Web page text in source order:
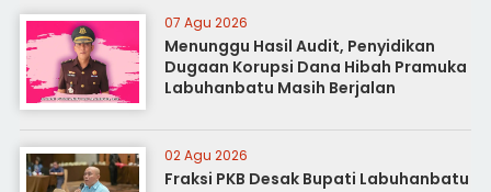
07 Agu 2026
Menunggu Hasil Audit, Penyidikan
Dugaan Korupsi Dana Hibah Pramuka
Labuhanbatu Masih Berjalan
02 Agu 2026
Fraksi PKB Desak Bupati Labuhanbatu